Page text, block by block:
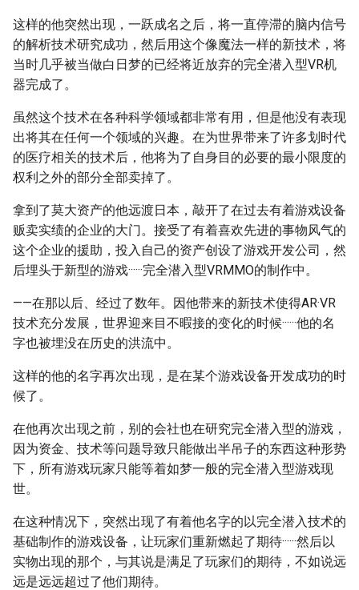
这样的他突然出现，一跃成名之后，将一直停滞的脑内信号
的解析技术研究成功，然后用这个像魔法一样的新技术，将
当时几乎被当做白日梦的已经将近放弃的完全潜入型VR机
器完成了。
虽然这个技术在各种科学领域都非常有用，但是他没有表现
出将其在任何一个领域的兴趣。在为世界带来了许多划时代
的医疗相关的技术后，他将为了自身目的必要的最小限度的
权利之外的部分全部卖掉了。
拿到了莫大资产的他远渡日本，敲开了在过去有着游戏设备
贩卖实绩的企业的大门。接受了有着喜欢先进的事物风气的
这个企业的援助，投入自己的资产创设了游戏开发公司，然
后埋头于新型的游戏······完全潜入型VRMMO的制作中。
——在那以后、经过了数年。因他带来的新技术使得AR·VR
技术充分发展，世界迎来目不暇接的变化的时候······他的名
字也被埋没在历史的洪流中。
这样的他的名字再次出现，是在某个游戏设备开发成功的时
候了。
在他再次出现之前，别的会社也在研究完全潜入型的游戏，
因为资金、技术等问题导致只能做出半吊子的东西这种形势
下，所有游戏玩家只能等着如梦一般的完全潜入型游戏现
世。
在这种情况下，突然出现了有着他名字的以完全潜入技术的
基础制作的游戏设备，让玩家们重新燃起了期待······然后以
实物出现的那个，与其说是满足了玩家们的期待，不如说远
远是远远超过了他们期待。